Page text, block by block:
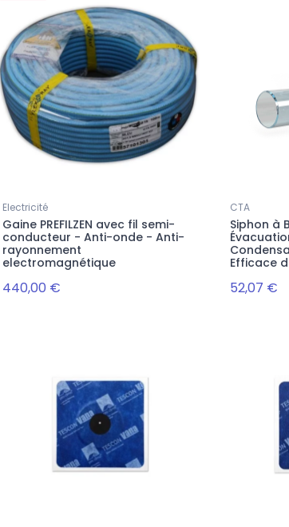
Electricité
Gaine PREFILZEN avec fil semi-
conducteur - Anti-onde - Anti-
rayonnement
electromagnétique
440,00 €
CTA
Siphon à
Efficace
52,07 €